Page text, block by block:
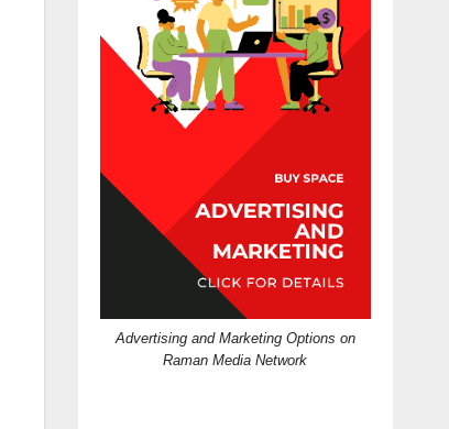
Advertising and Marketing Options on
Raman Media Network